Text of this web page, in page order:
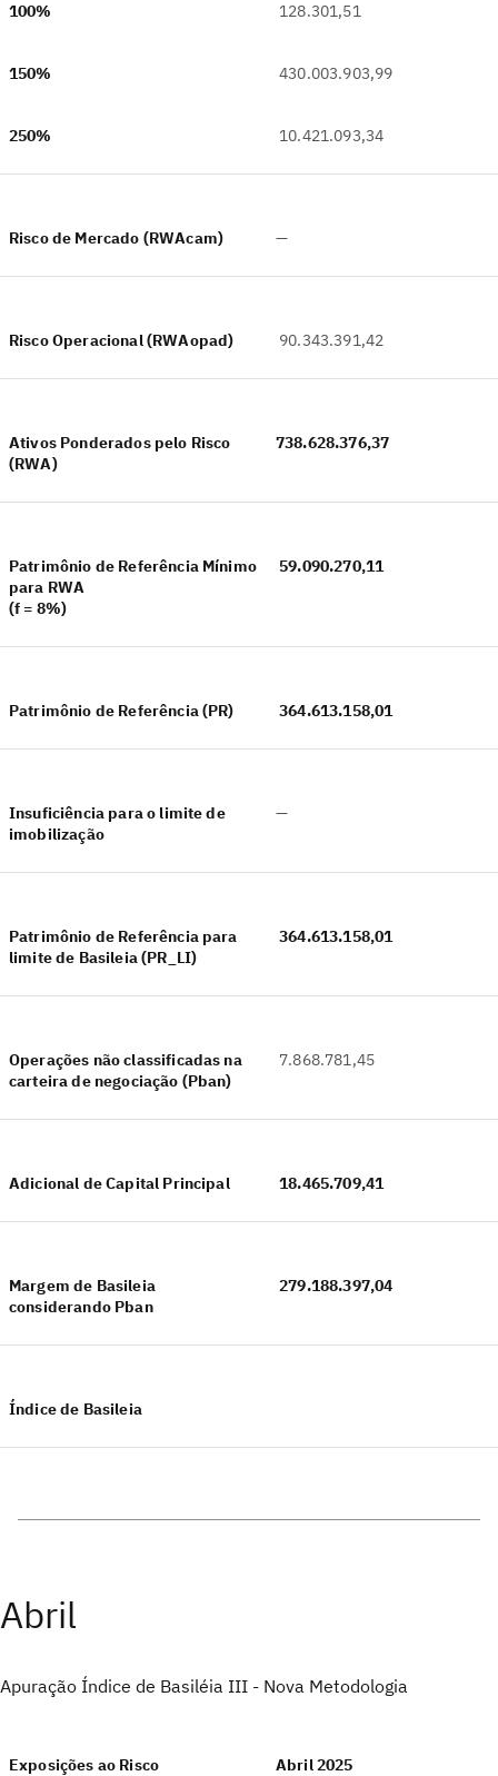
100%
150%
250%
128.301,51
430.003.903,99
10.421.093,34
Risco de Mercado (RWAcam) —
Risco Operacional (RWAopad) 90.343.391,42
Ativos Ponderados pelo Risco
(RWA)
738.628.376,37
Patrimônio de Referência Mínimo
para RWA
(f = 8%)
59.090.270,11
Patrimônio de Referência (PR) 364.613.158,01
Insuficiência para o limite de
imobilização
—
Patrimônio de Referência para
limite de Basileia (PR_LI)
364.613.158,01
Operações não classificadas na
carteira de negociação (Pban)
7.868.781,45
Adicional de Capital Principal 18.465.709,41
Margem de Basileia
considerando Pban
279.188.397,04
Índice de Basileia
Abril
Apuração Índice de Basiléia III - Nova Metodologia
Exposições ao Risco Abril 2025